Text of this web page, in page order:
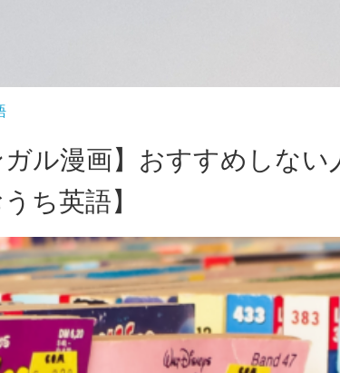
ガル漫画】おすすめしな
ち英語】